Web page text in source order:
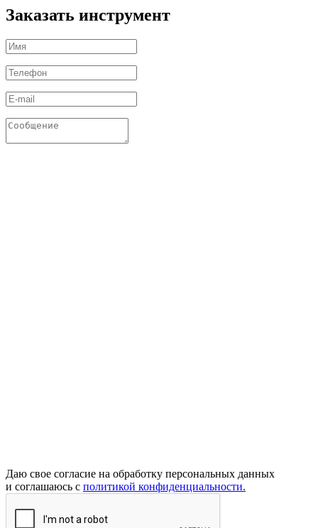
Заказать инструмент
Даю свое согласие на обработку персональных данных
и соглашаюсь с политикой конфиденциальности.